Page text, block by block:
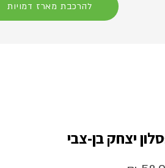
להרכבת מארז דמויות
יצחק בן-צבי